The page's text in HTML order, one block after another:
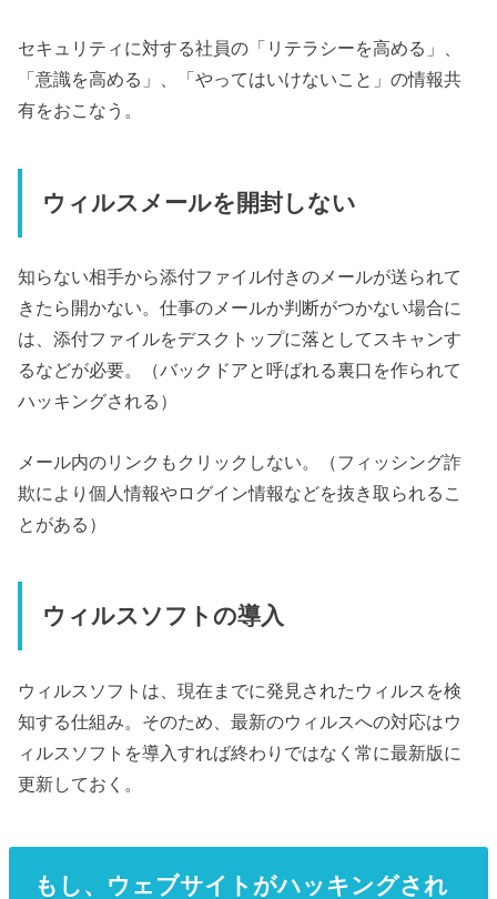
セキュリティに対する社員の「リテラシーを高める」、
「意識を高める」、「やってはいけないこと」の情報共
有をおこなう。
ウィルスメールを開封しない
知らない相手から添付ファイル付きのメールが送られて
きたら開かない。仕事のメールか判断がつかない場合に
は、添付ファイルをデスクトップに落としてスキャンす
るなどが必要。（バックドアと呼ばれる裏口を作られて
ハッキングされる）
メール内のリンクもクリックしない。（フィッシング詐
欺により個人情報やログイン情報などを抜き取られるこ
とがある）
ウィルスソフトの導入
ウィルスソフトは、現在までに発見されたウィルスを検
知する仕組み。そのため、最新のウィルスへの対応はウ
ィルスソフトを導入すれば終わりではなく常に最新版に
更新しておく。
もし、ウェブサイトがハッキングされ